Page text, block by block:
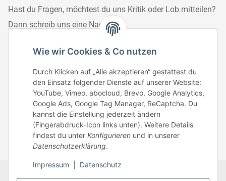
Wie wir Cookies & Co nutzen
Durch Klicken auf „Alle akzeptieren“ gestattest du
den Einsatz folgender Dienste auf unserer Website:
YouTube, Vimeo, abocloud, Brevo, Google Analytics,
Google Ads, Google Tag Manager, ReCaptcha. Du
kannst die Einstellung jederzeit ändern
(Fingerabdruck-Icon links unten). Weitere Details
findest du unter Konfigurieren und in unserer
Datenschutzerklärung.
Impressum Datenschutz
Hast du Fragen, möchtest du uns Kritik oder Lob mitteilen?
Dann schreib uns eine Nachricht.
Telefonisch erreichst du uns:
Telefonnr.: 0951/70045771
Zum Kontakt
Datenschutz AGB Zahlungsmöglichkeiten